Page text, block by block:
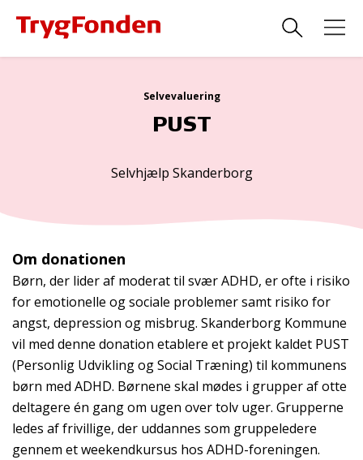
Selvevaluering
PUST
Selvhjælp Skanderborg
Om donationen
Børn, der lider af moderat til svær ADHD, er ofte i risiko
for emotionelle og sociale problemer samt risiko for
angst, depression og misbrug. Skanderborg Kommune
vil med denne donation etablere et projekt kaldet PUST
(Personlig Udvikling og Social Træning) til kommunens
børn med ADHD. Børnene skal mødes i grupper af otte
deltagere én gang om ugen over tolv uger. Grupperne
ledes af frivillige, der uddannes som gruppeledere
gennem et weekendkursus hos ADHD-foreningen.